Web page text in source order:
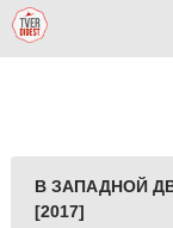
В ЗАПАДНОЙ
[2017]